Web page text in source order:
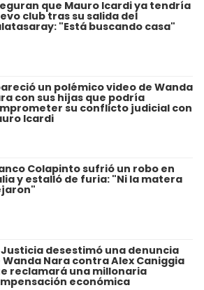
que Mauro Icardi ya tendría
club tras su salida del
"Está buscando casa"
un polémico video de Wanda
con sus hijas que podría
su conflicto judicial con
Icardi
Colapinto sufrió un robo en
y estalló de furia: "Ni la matera
Justicia desestimó una denuncia
Wanda Nara contra Alex Caniggia
reclamará una millonaria
económica